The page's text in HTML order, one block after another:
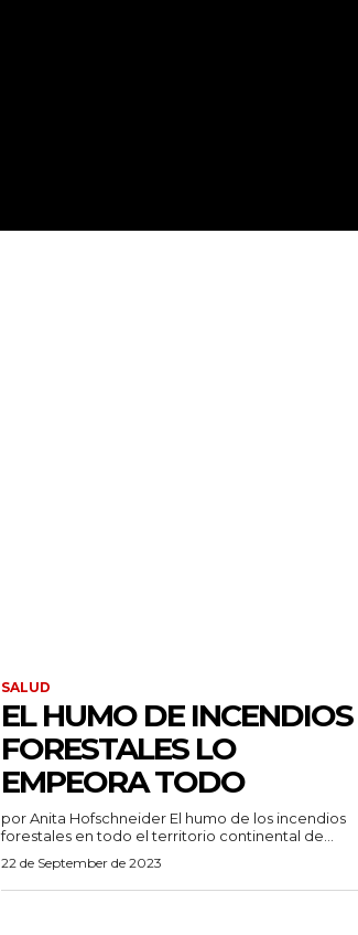
SALUD
EL HUMO DE INCENDIOS
FORESTALES LO
EMPEORA TODO
por Anita Hofschneider El humo de los incendios
forestales en todo el territorio continental de...
22 de September de 2023